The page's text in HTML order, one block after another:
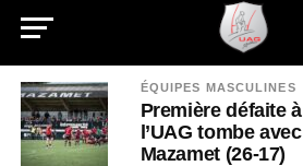
ÉQUIPES MASCULINES
Première défaite
l’UAG tombe
Mazamet (26-17)